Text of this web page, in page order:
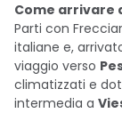
Come arrivare
Parti con
italiane e,
viaggio verso
climatizzati e
intermedia a